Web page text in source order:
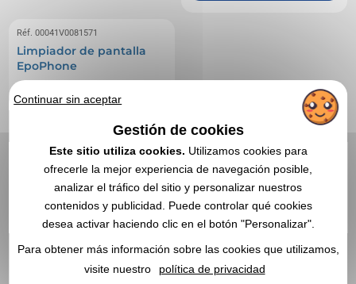
Réf. 00041V0081571
Limpiador de pantalla
EpoPhone
Continuar sin aceptar
Gestión de cookies
Este sitio utiliza cookies. Utilizamos cookies para
ofrecerle la mejor experiencia de navegación posible,
analizar el tráfico del sitio y personalizar nuestros
contenidos y publicidad. Puede controlar qué cookies
desea activar haciendo clic en el botón "Personalizar".
Para obtener más información sobre las cookies que utilizamos,
visite nuestro
política de privacidad